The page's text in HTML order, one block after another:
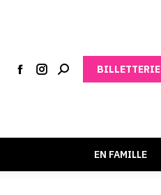
BILLETTERIE
EN FAMILLE